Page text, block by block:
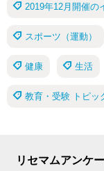
2019年12月開催の
スポーツ（運動）
健康 生活
教育・受験 トピッ
リセマムアンケ